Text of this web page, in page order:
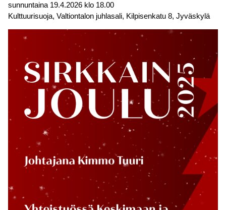
sunnuntaina 19.4.2026 klo 18.00
Kulttuurisuoja, Valtiontalon juhlasali, Kilpisenkatu 8, Jyväskylä